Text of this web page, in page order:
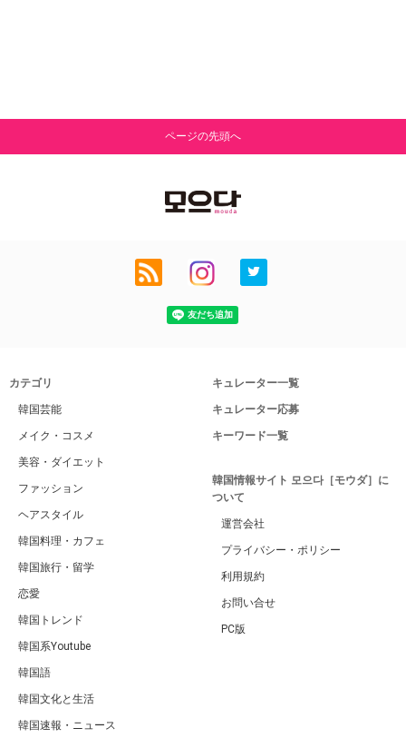
ページの先頭へ
カテゴリ
韓国芸能
メイク・コスメ
美容・ダイエット
ファッション
ヘアスタイル
韓国料理・カフェ
韓国旅行・留学
恋愛
韓国トレンド
韓国系Youtube
韓国語
韓国文化と生活
韓国速報・ニュース
キュレーター一覧
キュレーター応募
キーワード一覧
韓国情報サイト 모으다［モウダ］に
ついて
運営会社
プライバシー・ポリシー
利用規約
お問い合せ
PC版